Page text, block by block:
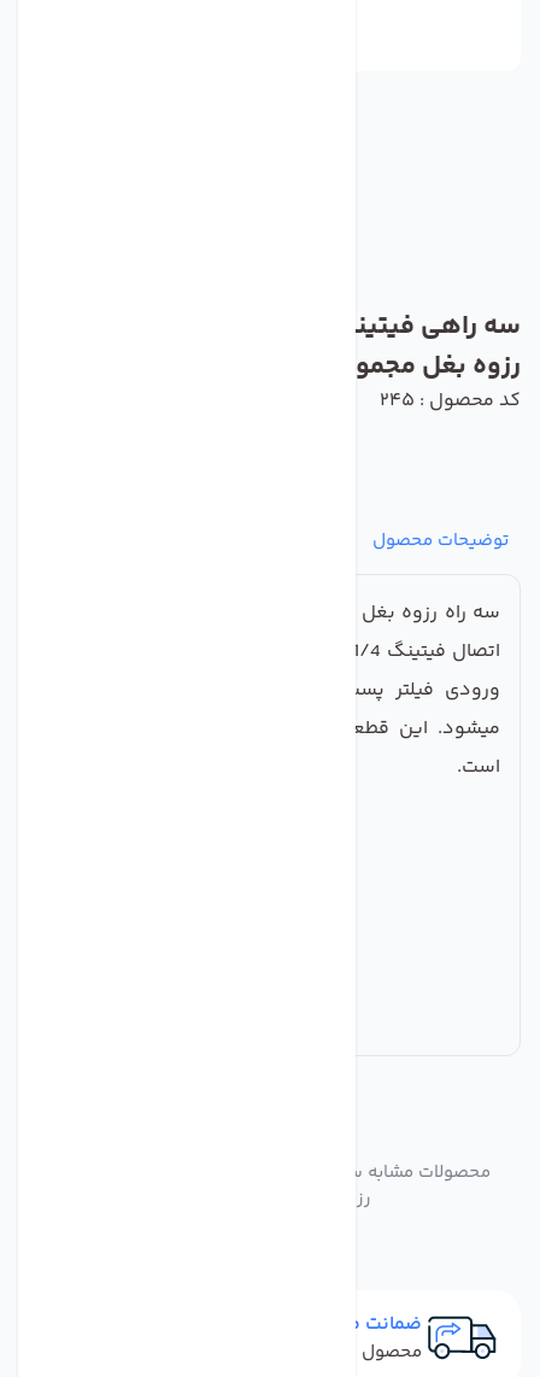
سه راهی فیتینگی تصفیه آب تکومن مدل
رزوه بغل مجموعه 3 عددی
کد محصول : 245
توضیحات محصول
ورودی فیلتر پست کربن و خروجی فیلتر مینرال نصب
میشود. این قطعه ساخت شرکت معتبر تکومن ویتنام
است.
محصولات مشابه سه راهی فیتینگی تصفیه آب تکومن مدل
رزوه بغل مجموعه 3 عددی
ضمانت مرجوعی
محصول نباید آسیب دیده باشد